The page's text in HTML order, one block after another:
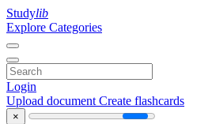
Studylib
Explore Categories
Login
Upload document Create flashcards
×